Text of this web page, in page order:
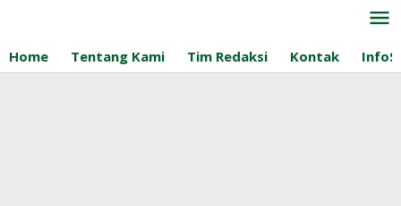
konten
Home Tentang Kami Tim Redaksi Kontak